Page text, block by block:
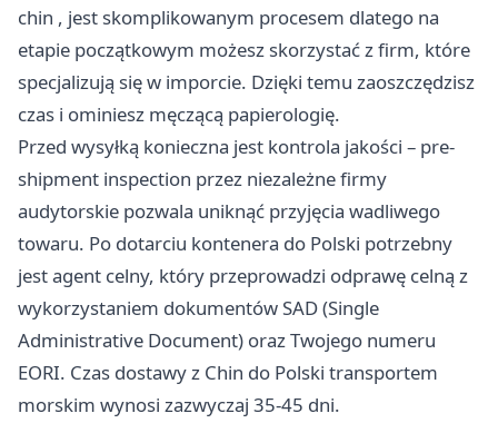
chin , jest skomplikowanym procesem dlatego na
etapie początkowym możesz skorzystać z firm, które
specjalizują się w imporcie. Dzięki temu zaoszczędzisz
czas i ominiesz męczącą papierologię.
Przed wysyłką konieczna jest kontrola jakości – pre-
shipment inspection przez niezależne firmy
audytorskie pozwala uniknąć przyjęcia wadliwego
towaru. Po dotarciu kontenera do Polski potrzebny
jest agent celny, który przeprowadzi odprawę celną z
wykorzystaniem dokumentów SAD (Single
Administrative Document) oraz Twojego numeru
EORI. Czas dostawy z Chin do Polski transportem
morskim wynosi zazwyczaj 35-45 dni.